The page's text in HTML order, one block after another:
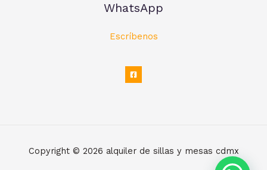
WhatsApp
Escríbenos
Copyright © 2026 alquiler de sillas y mesas cdmx